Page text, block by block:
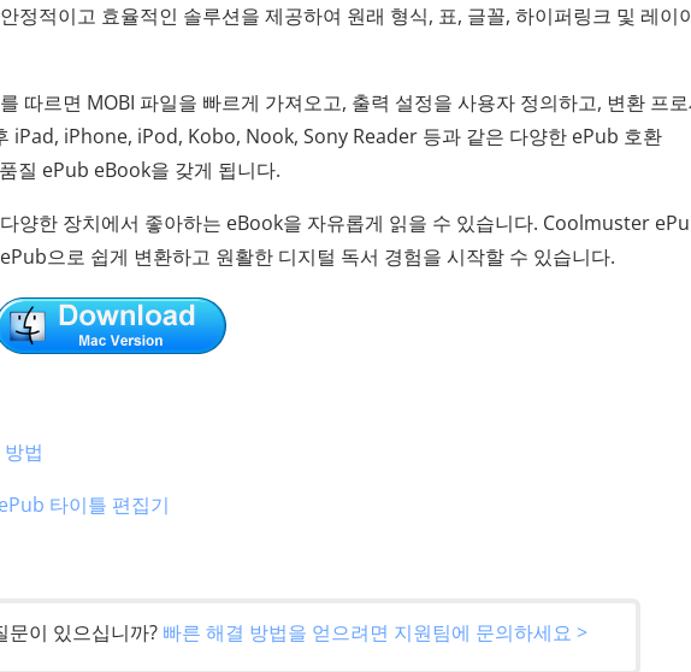
정적이고 효율적인 솔루션을 제공하여 원래 형식, 표, 글꼴, 하이퍼링크 및 레이
따르면 MOBI 파일을 빠르게 가져오고, 출력 설정을 사용자 정의하고, 변환 프
iPad, iPhone, iPod, Kobo, Nook, Sony Reader 등과 같은 다양한 ePub 호환
질 ePub eBook을 갖게 됩니다.
양한 장치에서 좋아하는 eBook을 자유롭게 읽을 수 있습니다. Coolmuster
으로 쉽게 변환하고 원활한 디지털 독서 경험을 시작할 수 있습니다.
법
타이틀 편집기
문이 있으십니까? 빠른 해결 방법을 얻으려면 지원팀에 문의하세요 >